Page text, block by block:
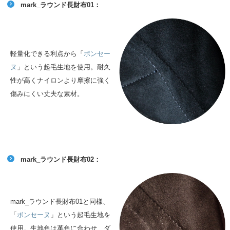
mark_ラウンド長財布01：
軽量化できる利点から「ボンセー
ヌ 」という起毛生地を使用。耐久
性が高くナイロンより摩擦に強く
傷みにくい丈夫な素材。
mark_ラウンド長財布02：
mark_ラウンド長財布01と同様、
「ボンセーヌ 」という起毛生地を
使用。生地色は革色に合わせ、ダ